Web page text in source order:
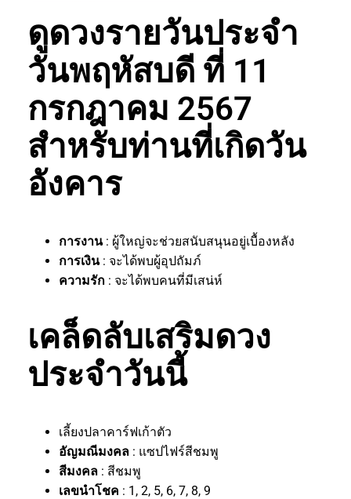
ดูดวงรายวันประจำ
วันพฤหัสบดี ที่ 11
กรกฎาคม 2567
สำหรับท่านที่เกิดวัน
อังคาร
การงาน: ผู้ใหญ่จะช่วยสนับสนุนอยู่เบื้องหลัง
การเงิน: จะได้พบผู้อุปถัมภ์
ความรัก : จะได้พบคนที่มีเสน่ห์
เคล็ดลับเสริมดวง
ประจำวันนี้
เลี้ยงปลาคาร์ฟเก้าตัว
อัญมณีมงคล : แซปไฟร์สีชมพู
สีมงคล : สีชมพู
เลขนำโชค : 1, 2, 5, 6, 7, 8, 9